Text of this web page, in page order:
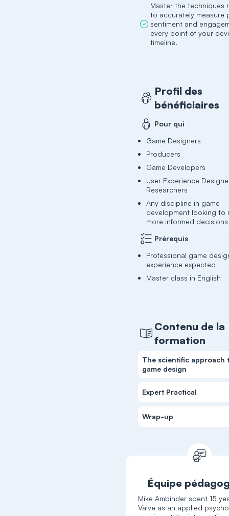
Master the techniques
to accurately measure
sentiment and
every point of your
timeline.
Profil des
bénéficiaires
Pour qui
Game Designers
Producers
Game Developers
User Experience
Researchers
Any discipline in game
development looking to
more informed decisions
Prérequis
Professional game
experience expected
Master class in English
Contenu de la
formation
The scientific approach
game design
Expert Practical
Wrap-up
Équipe
Mike Ambinder spent 15
Valve as an applied